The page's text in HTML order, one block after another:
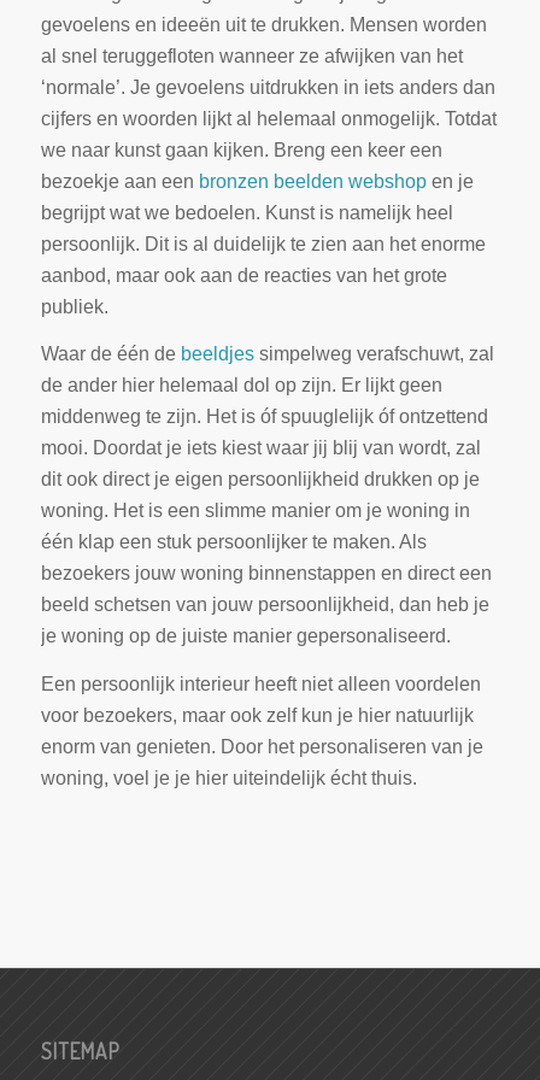
gevoelens en ideeën uit te drukken. Mensen worden
al snel teruggefloten wanneer ze afwijken van het
‘normale’. Je gevoelens uitdrukken in iets anders dan
cijfers en woorden lijkt al helemaal onmogelijk. Totdat
we naar kunst gaan kijken. Breng een keer een
bezoekje aan een bronzen beelden webshopen je
begrijpt wat we bedoelen. Kunst is namelijk heel
persoonlijk. Dit is al duidelijk te zien aan het enorme
aanbod, maar ook aan de reacties van het grote
publiek.
Waar de één debeeldjessimpelweg verafschuwt, zal
de ander hier helemaal dol op zijn. Er lijkt geen
middenweg te zijn. Het is óf spuuglelijk óf ontzettend
mooi. Doordat je iets kiest waar jij blij van wordt, zal
dit ook direct je eigen persoonlijkheid drukken op je
woning. Het is een slimme manier om je woning in
één klap een stuk persoonlijker te maken. Als
bezoekers jouw woning binnenstappen en direct een
beeld schetsen van jouw persoonlijkheid, dan heb je
je woning op de juiste manier gepersonaliseerd.
Een persoonlijk interieur heeft niet alleen voordelen
voor bezoekers, maar ook zelf kun je hier natuurlijk
enorm van genieten. Door het personaliseren van je
woning, voel je je hier uiteindelijk écht thuis.
SITEMAP